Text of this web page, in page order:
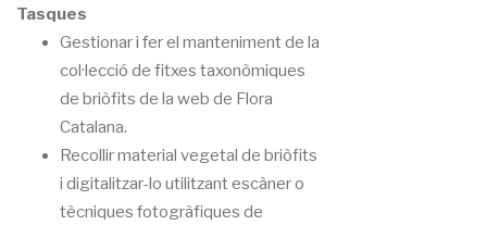
Tasques
Gestionar i fer el manteniment de la
col·lecció de fitxes taxonòmiques
de briòfits de la web de Flora
Catalana.
Recollir material vegetal de briòfits
i digitalitzar-lo utilitzant escàner o
tècniques fotogràfiques de